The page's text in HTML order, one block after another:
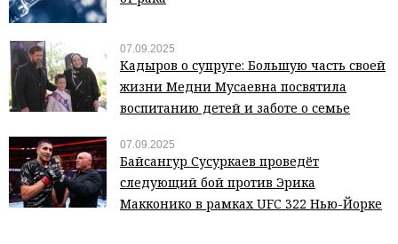
07.09.2025
Кадыров о супруге: Большую часть своей
жизни Медни Мусаевна посвятила
воспитанию детей и заботе о семье
07.09.2025
Байсангур Сусуркаев проведёт
следующий бой против Эрика
Макконико в рамках UFC 322 Нью-Йорке